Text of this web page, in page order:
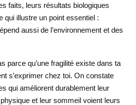
faits, leurs résultats biologiques
qui illustre un point essentiel :
aussi de l’environnement et des
parce qu’une fragilité existe dans ta
s’exprimer chez toi. On constate
qui améliorent durablement leur
et leur sommeil voient leurs